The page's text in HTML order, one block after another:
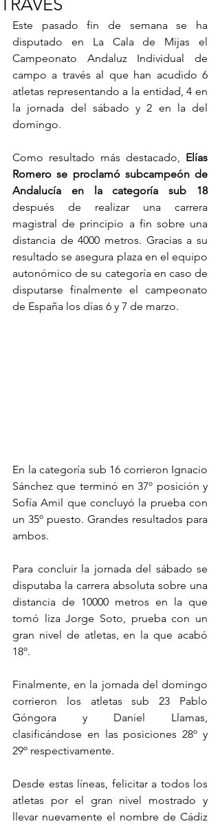
TRAVÉS
Este pasado fin de semana se ha
disputado en La Cala de Mijas el
Campeonato Andaluz Individual de
campo a través al que han acudido 6
atletas representando a la entidad, 4 en
la jornada del sábado y 2 en la del
domingo.
Como resultado más destacado, Elías
Romero se proclamó subcampeón de
Andalucía en la categoría sub 18
después de realizar una carrera
magistral de principio a fin sobre una
distancia de 4000 metros. Gracias a su
resultado se asegura plaza en el equipo
autonómico de su categoría en caso de
disputarse finalmente el campeonato
de España los días 6 y 7 de marzo.
En la categoría sub 16 corrieron Ignacio
Sánchez que terminó en 37º posición y
Sofía Amil que concluyó la prueba con
un 35º puesto. Grandes resultados para
ambos.
Para concluir la jornada del sábado se
disputaba la carrera absoluta sobre una
distancia de 10000 metros en la que
tomó liza Jorge Soto, prueba con un
gran nivel de atletas, en la que acabó
18º.
Finalmente, en la jornada del domingo
corrieron los atletas sub 23 Pablo
Góngora y Daniel Llamas,
clasificándose en las posiciones 28º y
29º respectivamente.
Desde estas líneas, felicitar a todos los
atletas por el gran nivel mostrado y
llevar nuevamente el nombre de Cádiz